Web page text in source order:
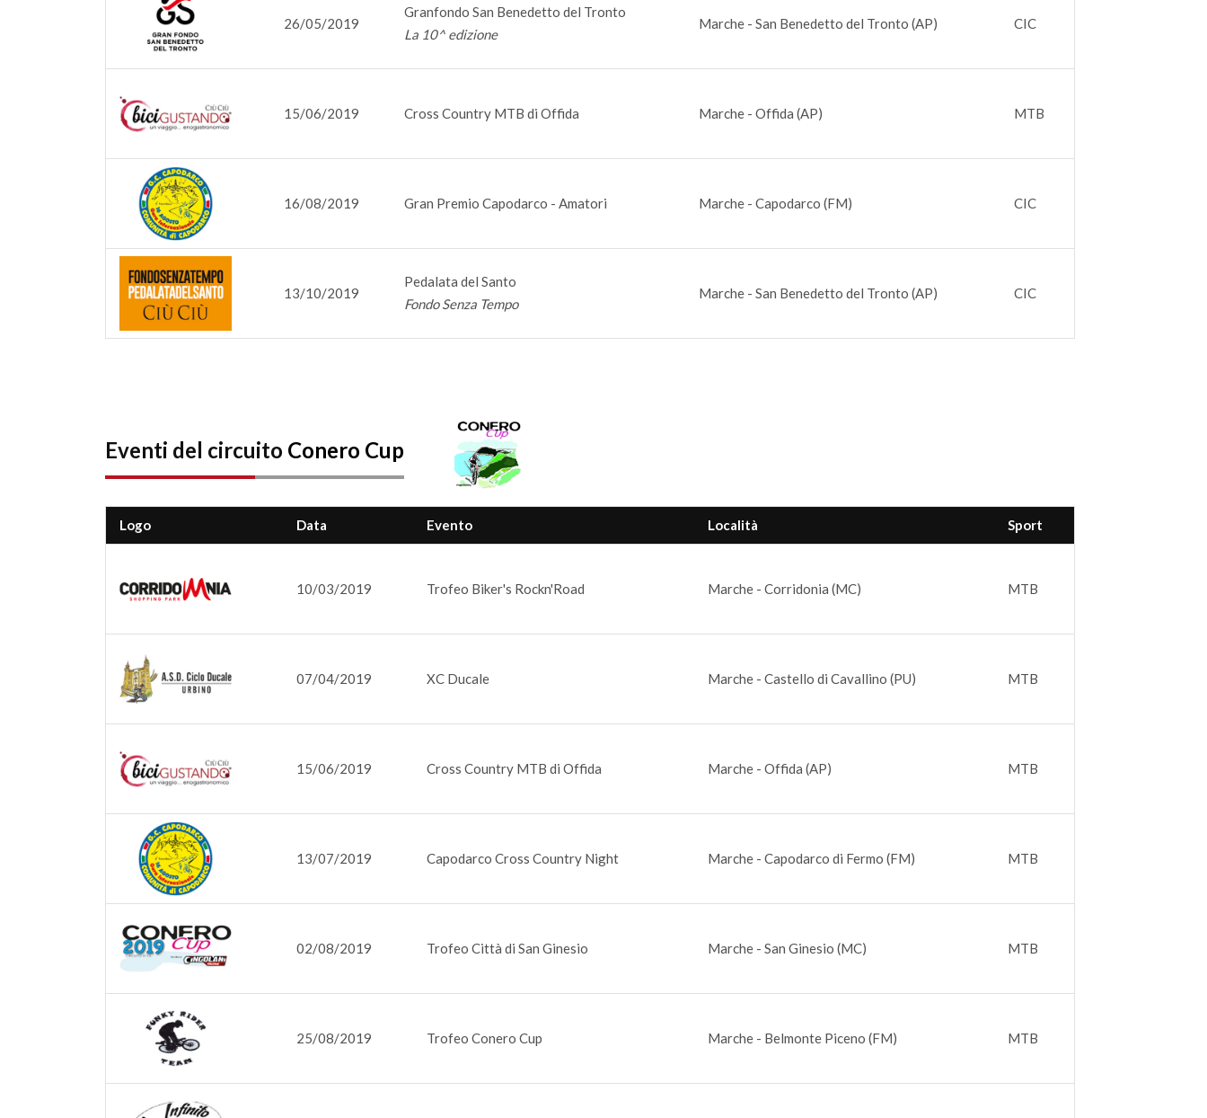
26/05/2019
Granfondo San Benedetto del Tronto
La 10^ edizione
Marche - San Benedetto del Tronto (AP) CIC
15/06/2019 Cross Country MTB di Offida Marche - Offida (AP) MTB
16/08/2019 Gran Premio Capodarco - Amatori Marche - Capodarco (FM) CIC
13/10/2019
Pedalata del Santo
Fondo Senza Tempo
Marche - San Benedetto del Tronto (AP) CIC
Eventi del circuito Conero Cup
Logo Data Evento Località Sport
10/03/2019 Trofeo Biker's Rockn'Road Marche - Corridonia (MC) MTB
07/04/2019 XC Ducale Marche - Castello di Cavallino (PU) MTB
15/06/2019 Cross Country MTB di Offida Marche - Offida (AP) MTB
13/07/2019 Capodarco Cross Country Night Marche - Capodarco di Fermo (FM) MTB
02/08/2019 Trofeo Città di San Ginesio Marche - San Ginesio (MC) MTB
25/08/2019 Trofeo Conero Cup Marche - Belmonte Piceno (FM) MTB